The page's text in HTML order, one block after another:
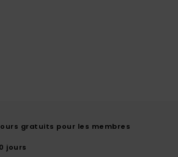
gratuits pour les membres
jours